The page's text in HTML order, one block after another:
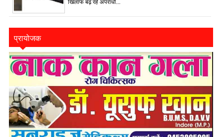
खिलाफ बढ़ रहे अपराधो...
प्रायोजक